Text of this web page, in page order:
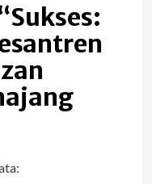
Sukses: